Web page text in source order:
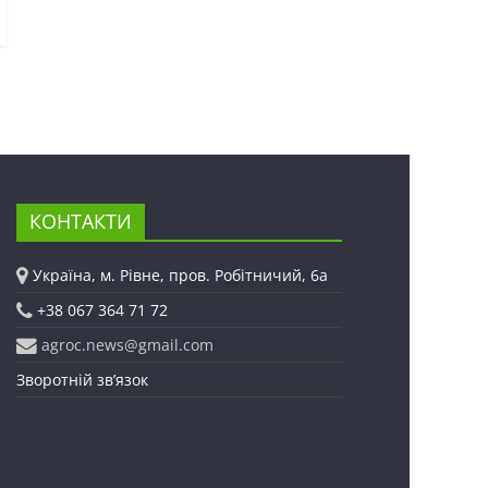
КОНТАКТИ
Україна, м. Рівне, пров. Робітничий, 6а
+38 067 364 71 72
agroc.news@gmail.com
Зворотній зв’язок